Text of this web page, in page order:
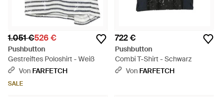
1.051 €526 €
Pushbutton
Gestreiftes Poloshirt - Weiß
Von FARFETCH
SALE
722 €
Pushbutton
Combi T-Shirt - Schwarz
Von FARFETCH